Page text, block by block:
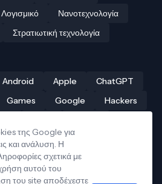
Λογισμικό
Νανοτεχνολογία
Στρατιωτική τεχνολογία
Android Apple
ChatGPT
Games Google
Hackers
Δρόνοι
Ελληνική τεχνολογία
υπολογιστές
της Google για
και ανάλυση. Η
σχετικά με
αυτού του
του site αποδέχεστε